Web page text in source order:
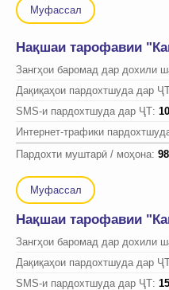
Муфассал
Нақшаи тарофавии
Зангҳои баромад дар дохили
Дақиқаҳои пардохтшуда дар
SMS-и пардохтшуда дар ҶТ:
Интернет-трафики
Пардохти муштарӣ / моҳона:
Муфассал
Нақшаи тарофавии
Зангҳои баромад дар дохили
Дақиқаҳои пардохтшуда дар
SMS-и пардохтшуда дар ҶТ: